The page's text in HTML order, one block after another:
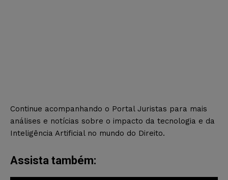
Continue acompanhando o Portal Juristas para mais
análises e notícias sobre o impacto da tecnologia e da
Inteligência Artificial no mundo do Direito.
Assista também: